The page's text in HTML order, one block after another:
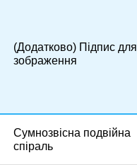
(Додатково) Підпис для
зображення
Сумнозвісна подвійна
спіраль